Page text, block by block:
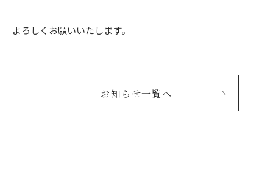
よろしくお願いいたします。
お知らせ一覧へ